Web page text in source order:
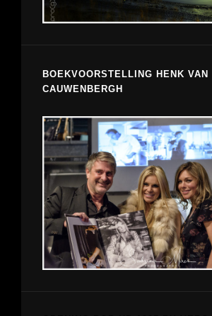
BOEKVOORSTELLING HENK VAN
CAUWENBERGH